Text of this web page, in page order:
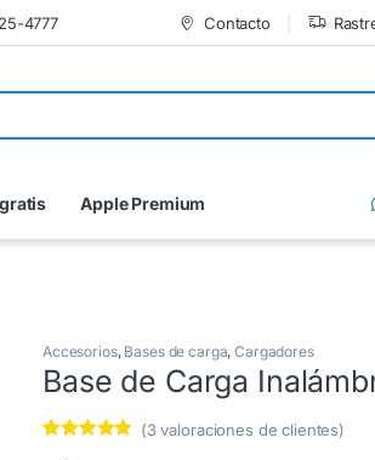
4777 Contacto
Apple Premium
Accesorios, Bases de carga,Cargadores
Base de Carga
(3valoraciones de clientes)